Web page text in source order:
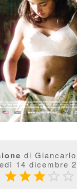
di
14 dicembre
  